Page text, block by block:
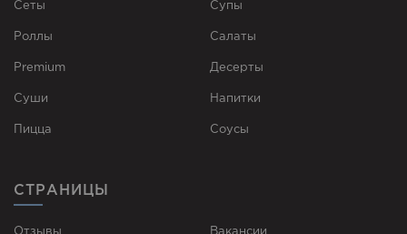
Сеты
Роллы
Premium
Суши
Пицца
Супы
Cалаты
Десерты
Напитки
Соусы
СТРАНИЦЫ
Отзывы Вакансии